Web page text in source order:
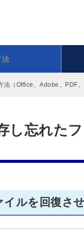
法
法（Office、Adobe、PDF、
し忘れた
ルを回復さ